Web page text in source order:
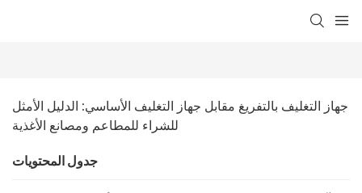
جهاز التغليف بالتفريغ مقابل جهاز التغليف الأساسي: الدليل الأمثل
للشراء للمطاعم ومصانع الأغذية
جدول المحتويات